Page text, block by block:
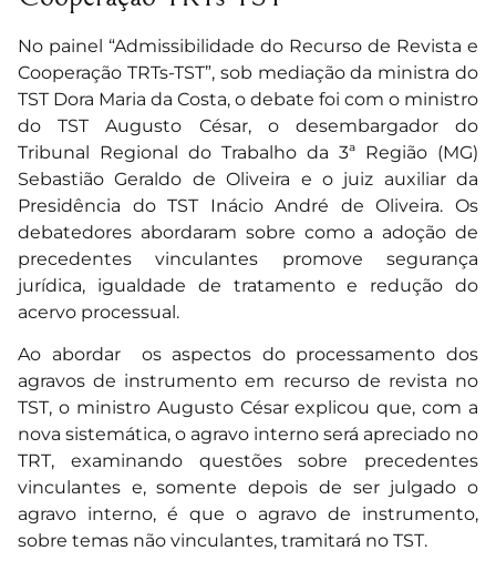
No painel “Admissibilidade do Recurso de Revista e
Cooperação TRTs-TST”, sob mediação da ministra do
TST Dora Maria da Costa, o debate foi com o ministro
do TST Augusto César, o desembargador do
Tribunal Regional do Trabalho da 3ª Região (MG)
Sebastião Geraldo de Oliveira e o juiz auxiliar da
Presidência do TST Inácio André de Oliveira. Os
debatedores abordaram sobre como a adoção de
precedentes vinculantes promove segurança
jurídica, igualdade de tratamento e redução do
acervo processual.
Ao abordar os aspectos do processamento dos
agravos de instrumento em recurso de revista no
TST, o ministro Augusto César explicou que, com a
nova sistemática, o agravo interno será apreciado no
TRT, examinando questões sobre precedentes
vinculantes e, somente depois de ser julgado o
agravo interno, é que o agravo de instrumento,
sobre temas não vinculantes, tramitará no TST.